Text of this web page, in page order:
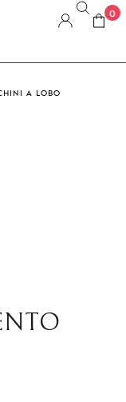
0
A LOBO